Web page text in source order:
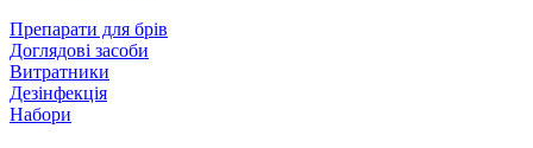
Препарати для брів
Доглядові засоби
Витратники
Дезінфекція
Набори